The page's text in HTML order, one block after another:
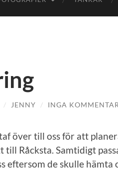
/ JENNY / INGA
över till oss för att
till Råcksta. Samtidigt
eftersom de skulle hämta